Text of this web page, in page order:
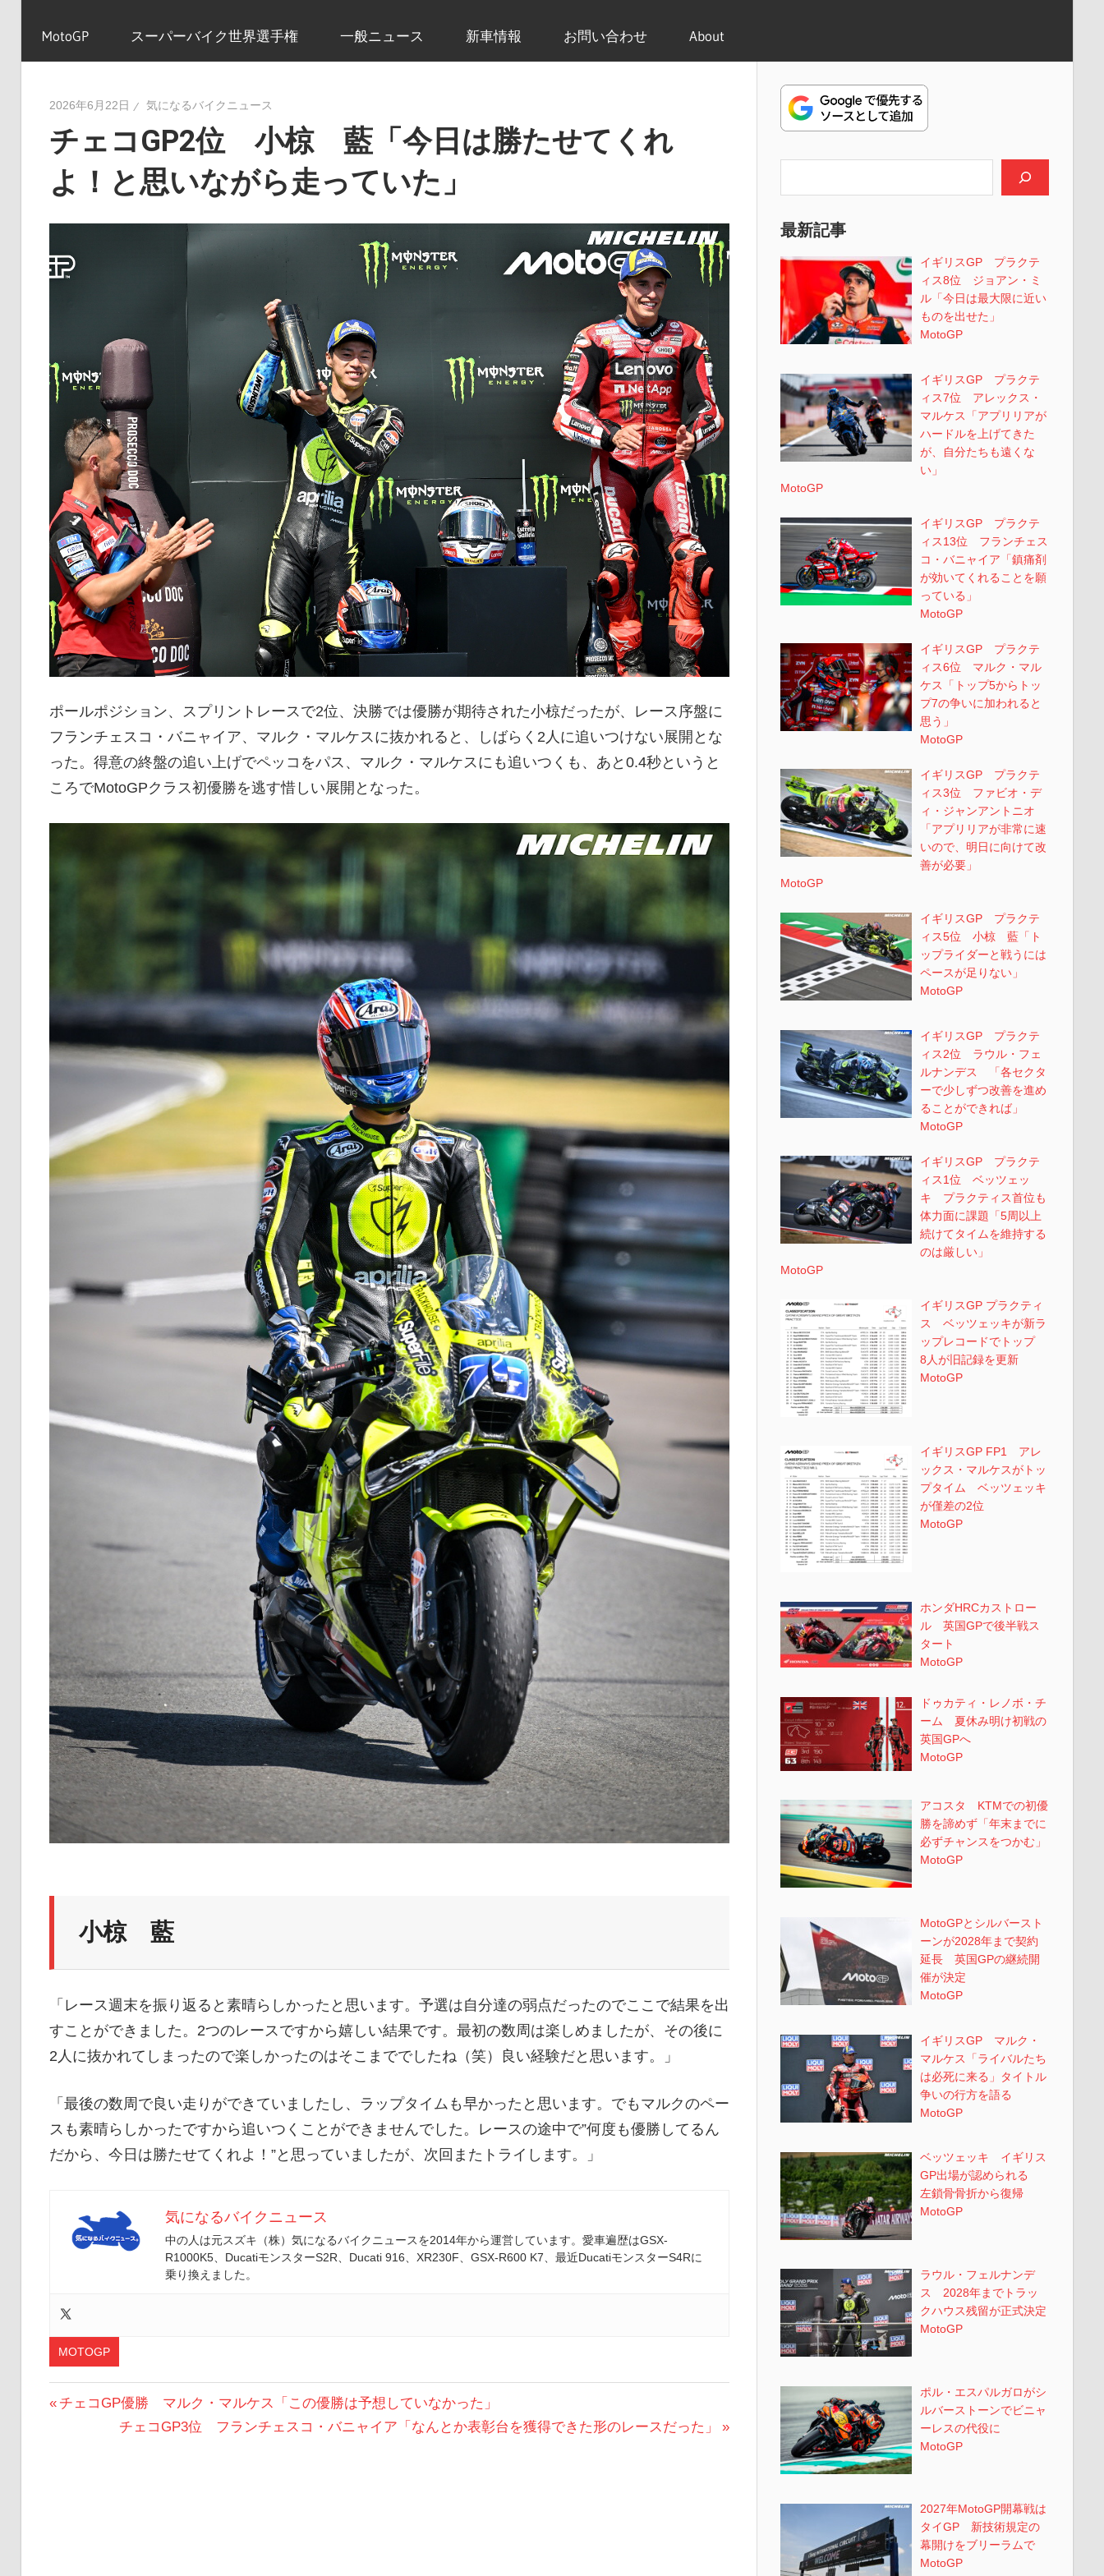
イ
ニ
ュ
ス
MotoGP スーパーバイク世界選手権 一般ニュース 新車情報 お問い合わせ About
2026年6月22日 気になるバイクニュース
チェコGP2位 小椋 藍「今日は勝たせてくれ
よ！と思いながら走っていた」
ポールポジション、スプリントレースで2位、決勝では優勝が期待された小椋だったが、レース序盤に
フランチェスコ・バニャイア、マルク・マルケスに抜かれると、しばらく2人に追いつけない展開とな
った。得意の終盤の追い上げでペッコをパス、マルク・マルケスにも追いつくも、あと0.4秒というと
ころでMotoGPクラス初優勝を逃す惜しい展開となった。
小椋 藍
「レース週末を振り返ると素晴らしかったと思います。予選は自分達の弱点だったのでここで結果を出
すことができました。2つのレースですから嬉しい結果です。最初の数周は楽しめましたが、その後に
2人に抜かれてしまったので楽しかったのはそこまででしたね（笑）良い経験だと思います。」
「最後の数周で良い走りができていましたし、ラップタイムも早かったと思います。でもマルクのペー
スも素晴らしかったですから追いつくことができませんでした。レースの途中で”何度も優勝してるん
だから、今日は勝たせてくれよ！”と思っていましたが、次回またトライします。」
気になるバイクニュース
中の人は元スズキ（株）気になるバイクニュースを2014年から運営しています。愛車遍歴はGSX-
R1000K5、DucatiモンスターS2R、Ducati 916、XR230F、GSX-R600 K7、最近DucatiモンスターS4Rに
乗り換えました。
MOTOGP
投
前
チェコGP優勝 マルク・マルケス「この優勝は予想していなかった」
次
チェコGP3位 フランチェスコ・バニャイア「なんとか表彰台を獲得できた形のレースだった」
最新記事
イギリスGP プラクテ
ィス8位 ジョアン・ミ
ル「今日は最大限に近い
ものを出せた」
MotoGP
イギリスGP プラクテ
ィス7位 アレックス・
マルケス「アプリリアが
ハードルを上げてきた
が、自分たちも遠くな
い」
MotoGP
イギリスGP プラクテ
ィス13位 フランチェス
コ・バニャイア「鎮痛剤
が効いてくれることを願
っている」
MotoGP
イギリスGP プラクテ
ィス6位 マルク・マル
ケス「トップ5からトッ
プ7の争いに加われると
思う」
MotoGP
イギリスGP プラクテ
ィス3位 ファビオ・デ
ィ・ジャンアントニオ
「アプリリアが非常に速
いので、明日に向けて改
善が必要」
MotoGP
イギリスGP プラクテ
ィス5位 小椋 藍「ト
ップライダーと戦うには
ペースが足りない」
MotoGP
イギリスGP プラクテ
ィス2位 ラウル・フェ
ルナンデス 「各セクタ
ーで少しずつ改善を進め
ることができれば」
MotoGP
イギリスGP プラクテ
ィス1位 ベッツェッ
キ プラクティス首位も
体力面に課題「5周以上
続けてタイムを維持する
のは厳しい」
MotoGP
イギリスGP プラクティ
ス ベッツェッキが新ラ
ップレコードでトップ
8人が旧記録を更新
MotoGP
イギリスGP FP1 アレ
ックス・マルケスがトッ
プタイム ベッツェッキ
が僅差の2位
MotoGP
ホンダHRCカストロー
ル 英国GPで後半戦ス
タート
MotoGP
ドゥカティ・レノボ・チ
ーム 夏休み明け初戦の
英国GPへ
MotoGP
アコスタ KTMでの初優
勝を諦めず「年末までに
必ずチャンスをつかむ」
MotoGP
MotoGPとシルバースト
ーンが2028年まで契約
延長 英国GPの継続開
催が決定
MotoGP
イギリスGP マルク・
マルケス「ライバルたち
は必死に来る」タイトル
争いの行方を語る
MotoGP
ベッツェッキ イギリス
GP出場が認められる
左鎖骨骨折から復帰
MotoGP
ラウル・フェルナンデ
ス 2028年までトラッ
クハウス残留が正式決定
MotoGP
ポル・エスパルガロがシ
ルバーストーンでビニャ
ーレスの代役に
MotoGP
2027年MotoGP開幕戦は
タイGP 新技術規定の
幕開けをブリーラムで
MotoGP